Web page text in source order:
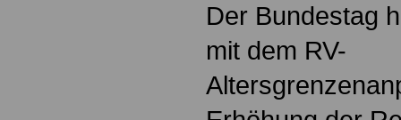
Der Bundestag
mit dem RV-